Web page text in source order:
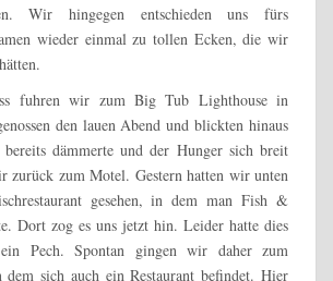
Wir hingegen entschieden uns fürs
wieder einmal zu tollen Ecken, die wir
fuhren wir zum Big Tub Lighthouse in
den lauen Abend und blickten hinaus
dämmerte und der Hunger sich breit
zurück zum Motel. Gestern hatten wir unten
gesehen, in dem man Fish &
Dort zog es uns jetzt hin. Leider hatte dies
ein Pech. Spontan gingen wir daher zum
sich auch ein Restaurant befindet. Hier